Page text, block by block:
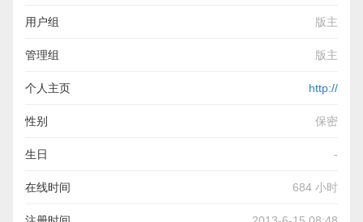
用户组 版主
管理组 版主
个人主页 http://
性别 保密
生日 -
在线时间 684 小时